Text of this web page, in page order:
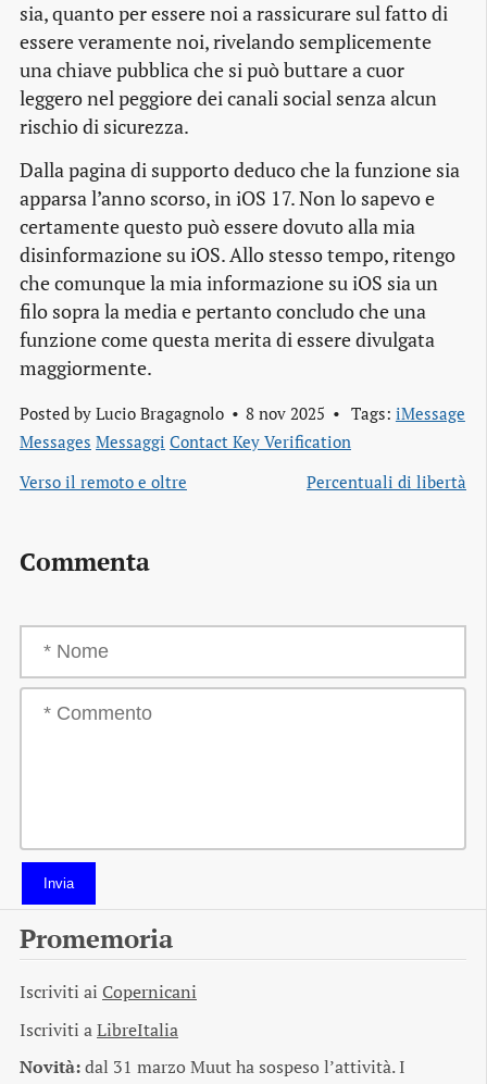
sia, quanto per essere noi a rassicurare sul fatto di
essere veramente noi, rivelando semplicemente
una chiave pubblica che si può buttare a cuor
leggero nel peggiore dei canali social senza alcun
rischio di sicurezza.
Dalla pagina di supporto deduco che la funzione sia
apparsa l’anno scorso, in iOS 17. Non lo sapevo e
certamente questo può essere dovuto alla mia
disinformazione su iOS. Allo stesso tempo, ritengo
che comunque la mia informazione su iOS sia un
filo sopra la media e pertanto concludo che una
funzione come questa merita di essere divulgata
maggiormente.
Posted by Lucio Bragagnolo 8 nov 2025 Tags: iMessage
Messages Messaggi Contact Key Verification
Verso il remoto e oltre
Percentuali di libertà
Commenta
Invia
Promemoria
Iscriviti ai Copernicani
Iscriviti aLibreItalia
Novità:dal 31 marzo Muut ha sospeso l’attività. I